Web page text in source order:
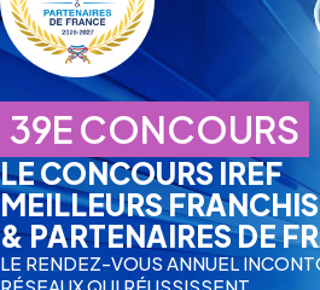
39E CONCOURS
LE CONCOURS IREF
MEILLEURS
& PARTENAIRES DE
LE RENDEZ-VOUS ANNUEL